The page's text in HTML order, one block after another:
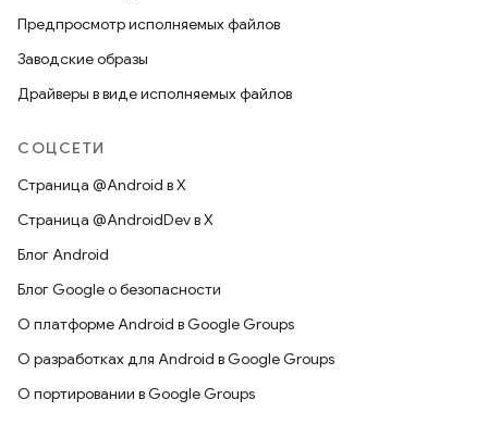
Предпросмотр исполняемых файлов
Заводские образы
Драйверы в виде исполняемых файлов
СОЦСЕТИ
Страница @Android в X
Страница @AndroidDev в X
Блог Android
Блог Google о безопасности
О платформе Android в Google Groups
О разработках для Android в Google Groups
О портировании в Google Groups